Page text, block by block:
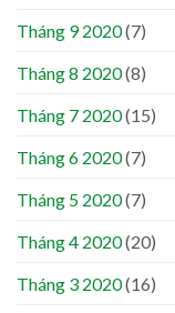
Tháng 9 2020(7)
Tháng 8 2020(8)
Tháng 7 2020(15)
Tháng 6 2020(7)
Tháng 5 2020(7)
Tháng 4 2020(20)
Tháng 3 2020(16)